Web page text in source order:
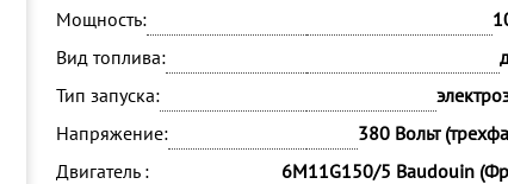
Мощность:
Вид топлива:
Тип запуска:
Напряжение:
380 Вольт
Двигатель :
6M11G150/5 Baudouin